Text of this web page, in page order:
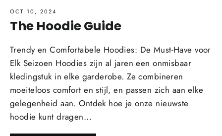
OCT 10, 2024
The Hoodie Guide
Trendy en Comfortabele Hoodies: De Must-Have voor
Elk Seizoen Hoodies zijn al jaren een onmisbaar
kledingstuk in elke garderobe. Ze combineren
moeiteloos comfort en stijl, en passen zich aan elke
gelegenheid aan. Ontdek hoe je onze nieuwste
hoodie kunt dragen...